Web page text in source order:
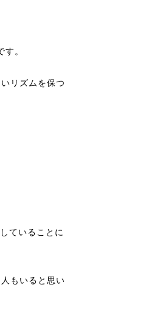
す。
リズムを保つ
ていることに
もいると思い